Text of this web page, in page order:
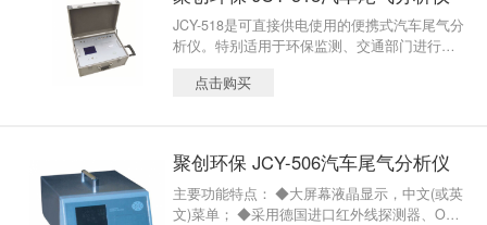
JCY-518是可直接供电使用的便携式汽车尾气分
析仪。特别适用于环保监测、交通部门进行路
源处均可使用。
点击购买
聚创环保 JCY-506汽车尾气分析仪
主要功能特点： ◆大屏幕液晶显示，中文(或英
文)菜单； ◆采用德国进口红外线探测器、O2及